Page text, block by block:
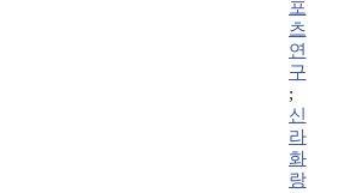
포
츠
연
구
;
신
라
화
랑